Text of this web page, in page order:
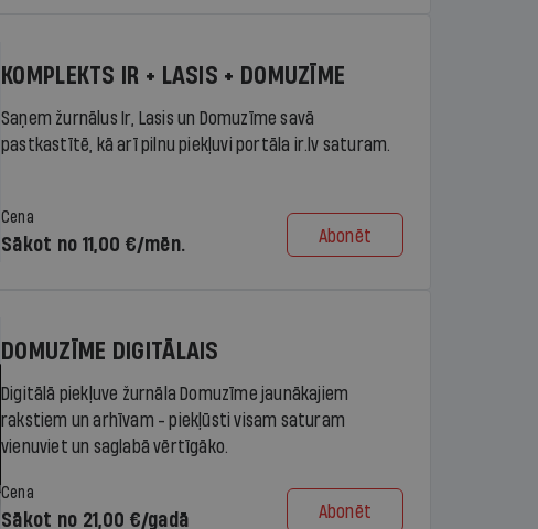
KOMPLEKTS IR + LASIS + DOMUZĪME
Saņem žurnālus Ir, Lasis un Domuzīme savā
pastkastītē, kā arī pilnu piekļuvi portāla ir.lv saturam.
Cena
Sākot no 11,00 €/mēn. Abonēt
DOMUZĪME DIGITĀLAIS
Digitālā piekļuve žurnāla Domuzīme jaunākajiem
rakstiem un arhīvam - piekļūsti visam saturam
vienuviet un saglabā vērtīgāko.
Cena
Sākot no 21,00 €/gadā Abonēt